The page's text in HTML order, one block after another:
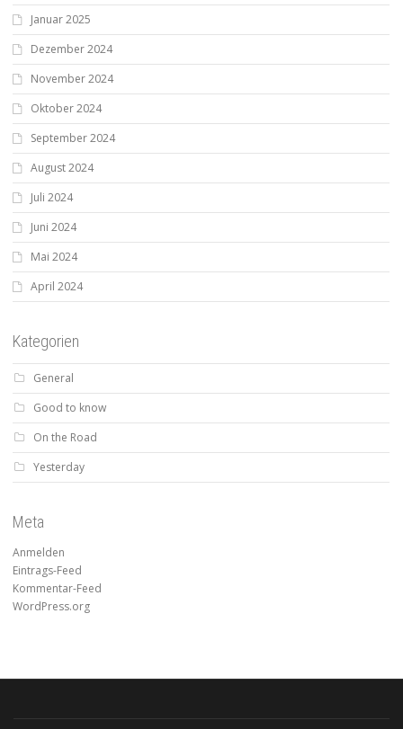
Januar 2025
Dezember 2024
November 2024
Oktober 2024
September 2024
August 2024
Juli 2024
Juni 2024
Mai 2024
April 2024
Kategorien
General
Good to know
On the Road
Yesterday
Meta
Anmelden
Eintrags-Feed
Kommentar-Feed
WordPress.org